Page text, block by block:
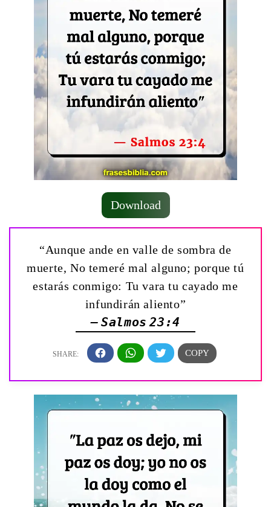
Download
“Aunque ande en valle de sombra de
muerte, No temeré mal alguno; porque tú
estarás conmigo: Tu vara tu cayado me
infundirán aliento”
— Salmos 23:4